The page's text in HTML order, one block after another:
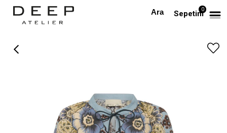
Sepetim0
Anasayfa PREMIUM Desenli Keten Premium Gömlek